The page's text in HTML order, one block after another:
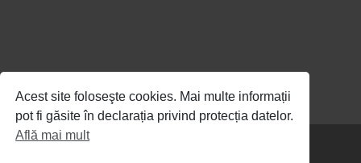
Acest site foloseşte cookies. Mai multe informații
pot fi găsite în declarația privind protecția datelor.
Află mai mult